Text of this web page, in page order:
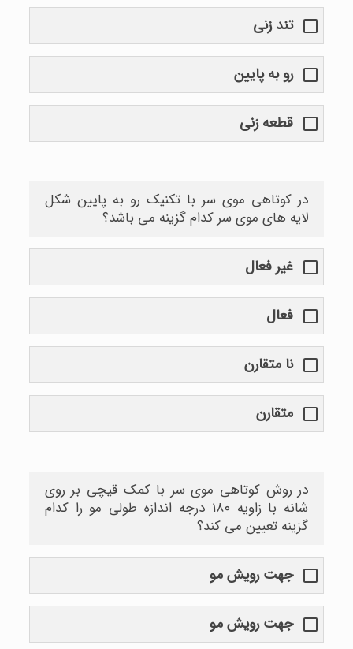
تند زنی
رو به پایین
قطعه زنی
در کوتاهی موی سر با تکنیک رو به پایین شکل
لایه های موی سر کدام گزینه می باشد؟
غیر فعال
فعال
نا متقارن
متقارن
در روش کوتاهی موی سر با کمک قیچی بر روی
شانه با زاویه ۱۸۰ درجه اندازه طولی مو را کدام
گزینه تعیین می کند؟
جهت رویش مو
جهت رویش مو